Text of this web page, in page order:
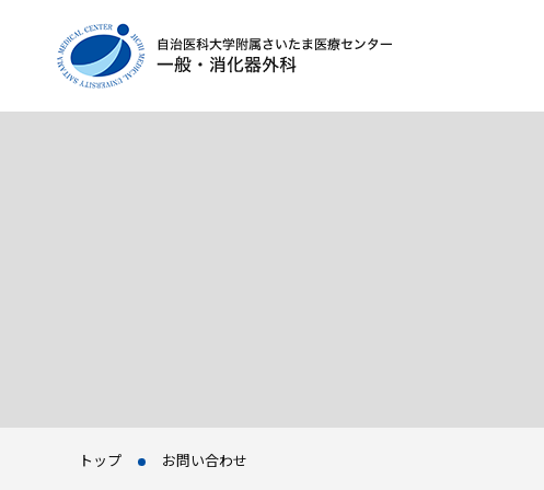
トップ お問い合わせ